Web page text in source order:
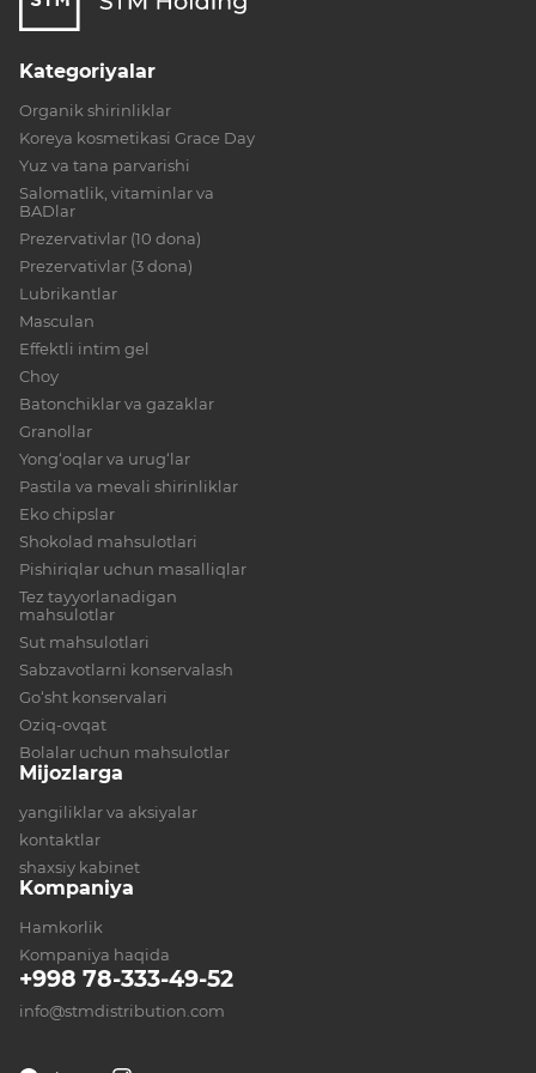
+998 78-333-49-52
info@stmdistribution.com
Kategoriyalar
Organik shirinliklar
Koreya kosmetikasi Grace Day
Yuz va tana parvarishi
Salomatlik, vitaminlar va
BADlar
Prezervativlar (10 dona)
Prezervativlar (3 dona)
Lubrikantlar
Masculan
Effektli intim gel
Choy
Batonchiklar va gazaklar
Granollar
Yong‘oqlar va urug‘lar
Pastila va mevali shirinliklar
Eko chipslar
Shokolad mahsulotlari
Pishiriqlar uchun masalliqlar
Tez tayyorlanadigan
mahsulotlar
Sut mahsulotlari
Sabzavotlarni konservalash
Go‘sht konservalari
Oziq-ovqat
Bolalar uchun mahsulotlar
Mijozlarga
yangiliklar va aksiyalar
kontaktlar
shaxsiy kabinet
Kompaniya
Hamkorlik
Kompaniya haqida